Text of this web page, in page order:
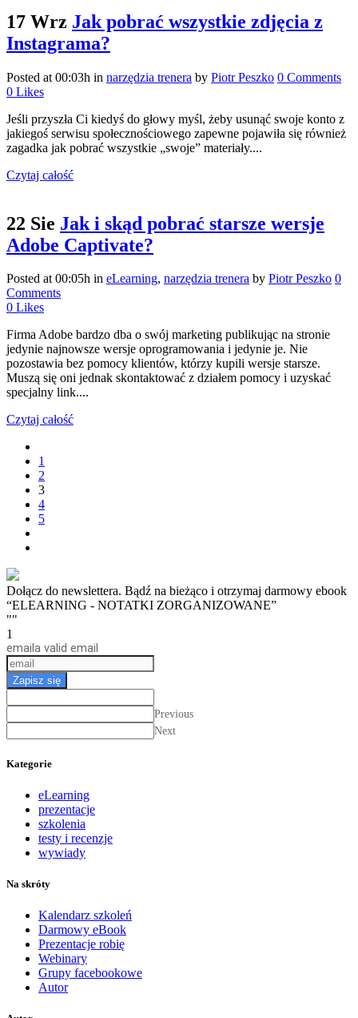
17 Wrz Jak pobrać wszystkie zdjęcia z
Instagrama?
Posted at 00:03h in narzędzia trenera by Piotr Peszko 0 Comments
0 Likes
Jeśli przyszła Ci kiedyś do głowy myśl, żeby usunąć swoje konto z
jakiegoś serwisu społecznościowego zapewne pojawiła się również
zagadka jak pobrać wszystkie „swoje” materiały....
Czytaj całość
22 Sie Jak i skąd pobrać starsze wersje
Adobe Captivate?
Posted at 00:05h in eLearning, narzędzia trenera by Piotr Peszko 0
Comments
0 Likes
Firma Adobe bardzo dba o swój marketing publikując na stronie
jedynie najnowsze wersje oprogramowania i jedynie je. Nie
pozostawia bez pomocy klientów, którzy kupili wersje starsze.
Muszą się oni jednak skontaktować z działem pomocy i uzyskać
specjalny link....
Czytaj całość
1
2
3
4
5
Dołącz do newslettera. Bądź na bieżąco i otrzymaj darmowy ebook
“ELEARNING - NOTATKI ZORGANIZOWANE”
""
1
emaila valid email
Zapisz się
Previous
Next
Kategorie
eLearning
prezentacje
szkolenia
testy i recenzje
wywiady
Na skróty
Kalendarz szkoleń
Darmowy eBook
Prezentacje robię
Webinary
Grupy facebookowe
Autor